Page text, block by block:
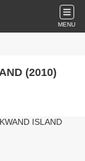
MENU
(2010)